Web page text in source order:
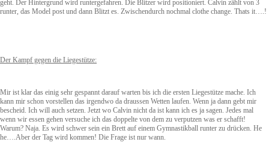
geht. Der Hintergrund wird runtergefahren. Die Blitzer wird positioniert. Calvin zählt von 3
runter, das Model post und dann Blitzt es. Zwischendurch nochmal clothe change. Thats it….!
Der Kampf gegen die Liegestütze:
Mir ist klar das einig sehr gespannt darauf warten bis ich die ersten Liegestütze mache. Ich
kann mir schon vorstellen das irgendwo da draussen Wetten laufen. Wenn ja dann gebt mir
bescheid. Ich will auch setzen. Jetzt wo Calvin nicht da ist kann ich es ja sagen. Jedes mal
wenn wir essen gehen versuche ich das doppelte von dem zu verputzen was er schafft!
Warum? Naja. Es wird schwer sein ein Brett auf einem Gymnastikball runter zu drücken. He
he….Aber der Tag wird kommen! Die Frage ist nur wann.